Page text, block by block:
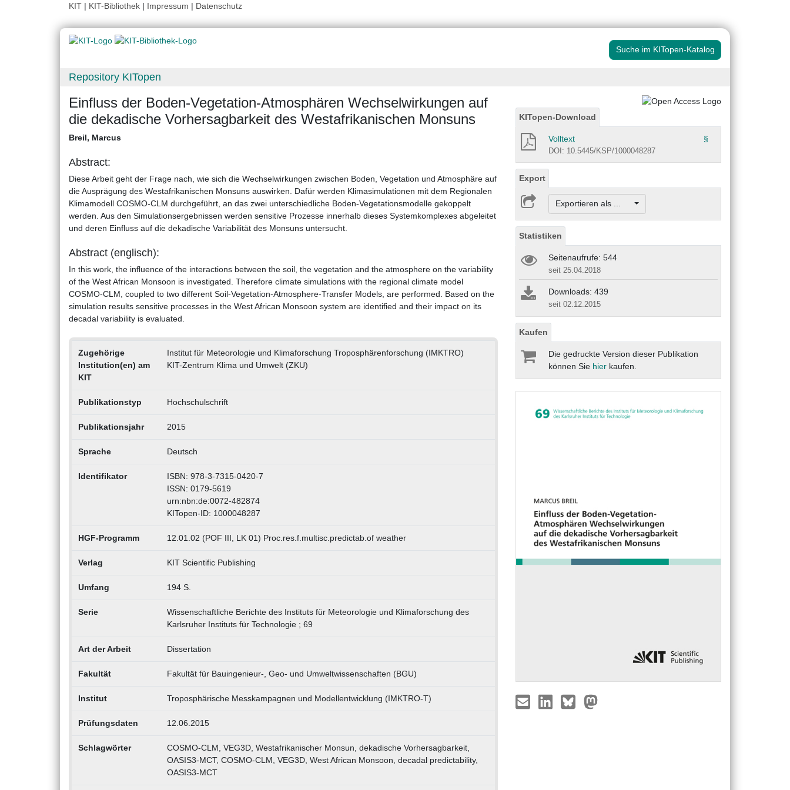
KIT | KIT-Bibliothek | Impressum | Datenschutz
Suche im KITopen-Katalog
Repository KITopen
Einfluss der Boden-Vegetation-Atmosphären Wechselwirkungen auf
die dekadische Vorhersagbarkeit des Westafrikanischen Monsuns
Breil, Marcus
Abstract:
Diese Arbeit geht der Frage nach, wie sich die Wechselwirkungen zwischen Boden, Vegetation und Atmosphäre auf
die Ausprägung des Westafrikanischen Monsuns auswirken. Dafür werden Klimasimulationen mit dem Regionalen
Klimamodell COSMO-CLM durchgeführt, an das zwei unterschiedliche Boden-Vegetationsmodelle gekoppelt
werden. Aus den Simulationsergebnissen werden sensitive Prozesse innerhalb dieses Systemkomplexes abgeleitet
und deren Einfluss auf die dekadische Variabilität des Monsuns untersucht.
Abstract (englisch):
In this work, the influence of the interactions between the soil, the vegetation and the atmosphere on the variability
of the West African Monsoon is investigated. Therefore climate simulations with the regional climate model
COSMO-CLM, coupled to two different Soil-Vegetation-Atmosphere-Transfer Models, are performed. Based on the
simulation results sensitive processes in the West African Monsoon system are identified and their impact on its
decadal variability is evaluated.
Zugehörige
Institution(en) am
KIT
Institut für Meteorologie und Klimaforschung Troposphärenforschung (IMKTRO)
KIT-Zentrum Klima und Umwelt (ZKU)
Publikationstyp Hochschulschrift
Publikationsjahr 2015
Sprache Deutsch
Identifikator
ISBN: 978-3-7315-0420-7
ISSN: 0179-5619
urn:nbn:de:0072-482874
KITopen-ID: 1000048287
HGF-Programm 12.01.02 (POF III, LK 01) Proc.res.f.multisc.predictab.of weather
Verlag KIT Scientific Publishing
Umfang 194 S.
Serie
Wissenschaftliche Berichte des Instituts für Meteorologie und Klimaforschung des
Karlsruher Instituts für Technologie ; 69
Art der Arbeit Dissertation
Fakultät Fakultät für Bauingenieur-, Geo- und Umweltwissenschaften (BGU)
Institut Troposphärische Messkampagnen und Modellentwicklung (IMKTRO-T)
Prüfungsdaten 12.06.2015
Schlagwörter
COSMO-CLM, VEG3D, Westafrikanischer Monsun, dekadische Vorhersagbarkeit,
OASIS3-MCT, COSMO-CLM, VEG3D, West African Monsoon, decadal predictability,
OASIS3-MCT
KITopen-Download
Volltext §
DOI: 10.5445/KSP/1000048287
Export
Exportieren als ...
Statistiken
Seitenaufrufe: 544
seit 25.04.2018
Downloads: 439
seit 02.12.2015
Kaufen
Die gedruckte Version dieser Publikation
können Sie hier kaufen.